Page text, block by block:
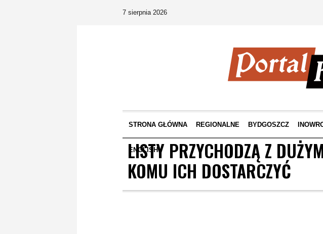
7 sierpnia 2026
STRONA GŁÓWNA REGIONALNE BYDGOSZCZ
ENGLISH
LISTY PRZYCHODZĄ Z
KOMU ICH DOSTARCZYĆ